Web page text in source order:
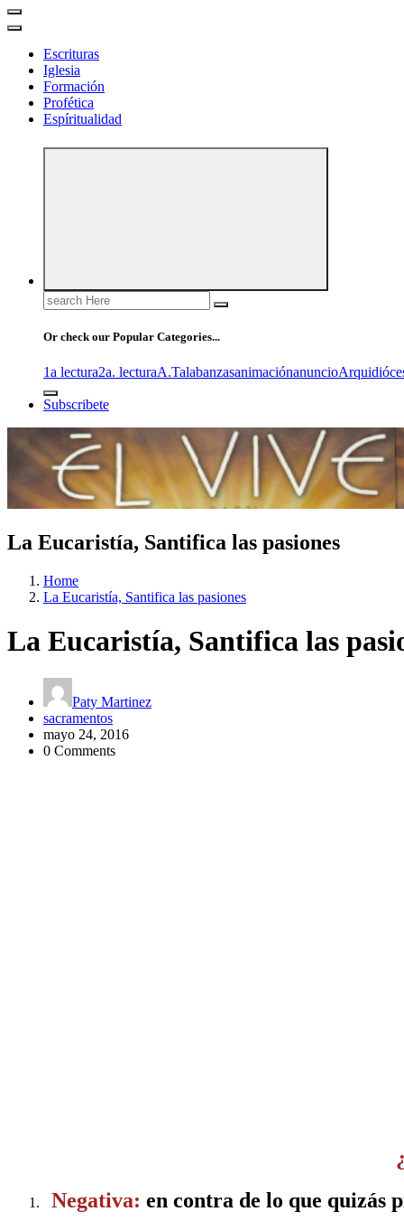
Escrituras
Iglesia
Formación
Profética
Espíritualidad
Search
for:
Or check our Popular Categories...
1a lectura2a. lecturaA.Talabanzasanimaciónanuncio
Subscribete
La Eucaristía, Santifica las pasiones
Home
La Eucaristía, Santifica las pasiones
La Eucaristía, Santifica las
Paty Martinez
sacramentos
mayo 24, 2016
0 Comments
Negativa: en contra de lo que quizás